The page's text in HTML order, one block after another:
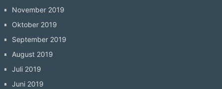
November 2019
Oktober 2019
September 2019
August 2019
Juli 2019
Juni 2019